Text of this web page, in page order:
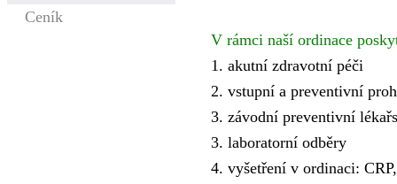
Ceník
V rámci naší ordinace
1. akutní zdravotní péči
2. vstupní a preventivní
3. závodní preventivní
3. laboratorní odběry
4. vyšetření v ordinaci: